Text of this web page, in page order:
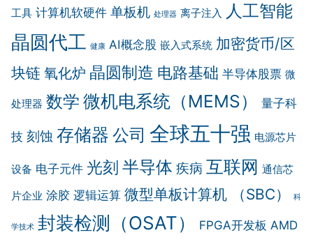
工具 计算机软硬件 单板机 处理器 离子注入 人工智能
晶圆代工 健康 AI概念股 嵌入式系统 加密货币/区
块链 氧化炉 晶圆制造 电路基础 半导体股票 微
处理器 数学 微机电系统（MEMS） 量子科
技 刻蚀 存储器 公司 全球五十强 电源芯片
设备 电子元件 光刻 半导体 疾病 互联网 通信芯
片企业 涂胶 逻辑运算 微型单板计算机 （SBC） 科
学技术 封装检测（OSAT） FPGA开发板 AMD